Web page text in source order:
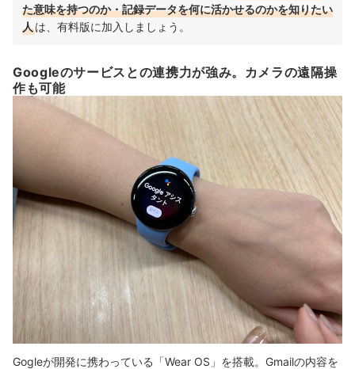
た意味を持つのか・記録データを何に活かせるのかを知りたい
人は、有料版に加入しましょう。
Googleのサービスとの連携力が強み。カメラの遠隔操
作も可能
Gogleが開発に携わっている「Wear OS」を搭載。Gmailの内容を